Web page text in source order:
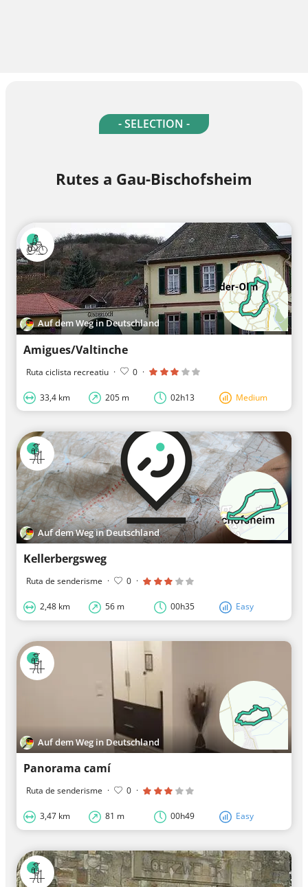
- SELECTION -
Rutes a Gau-Bischofsheim
Auf dem Weg in Deutschland
Amigues/Valtinche
Ruta ciclista recreatiu · 0 ·
33,4 km 205 m 02h13 Medium
Auf dem Weg in Deutschland
Kellerbergsweg
Ruta de senderisme · 0 ·
2,48 km 56 m 00h35 Easy
Auf dem Weg in Deutschland
Panorama camí
Ruta de senderisme · 0 ·
3,47 km 81 m 00h49 Easy